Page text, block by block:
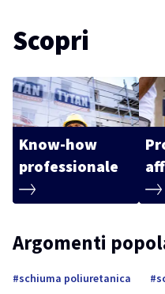
Scopri
Know-how
professionale
Argomenti
schiuma poliuretanica